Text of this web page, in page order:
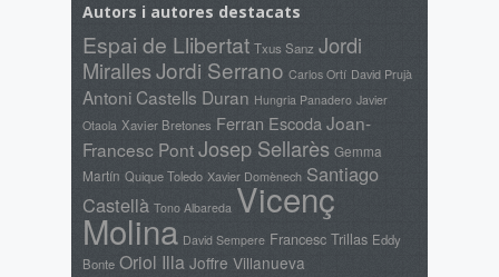
Autors i autores destacats
Espai de Llibertat Txus Sanz Jordi
MirallesJordi Serrano Carlos Ortí David Prujà
Antoni Castells Duran Hungria Panadero Javier
Otaola Xavier Bretones Ferran EscodaJoan-
Francesc PontJosep Sellarès Gemma
Martín Quique Toledo Xavier Domènech Santiago
Castellà Tono Albareda Vicenç
Molina David Sempere Francesc Trillas Eddy
Bonte Oriol Illa Joffre Villanueva